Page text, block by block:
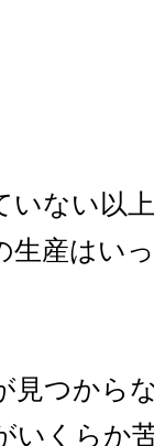
いない以
生産はい
見つから
いくらか